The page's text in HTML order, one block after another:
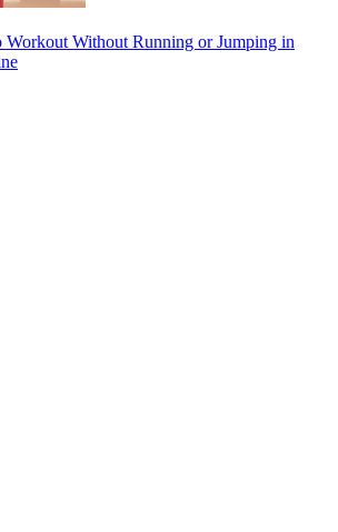
Workout Without Running or Jumping in